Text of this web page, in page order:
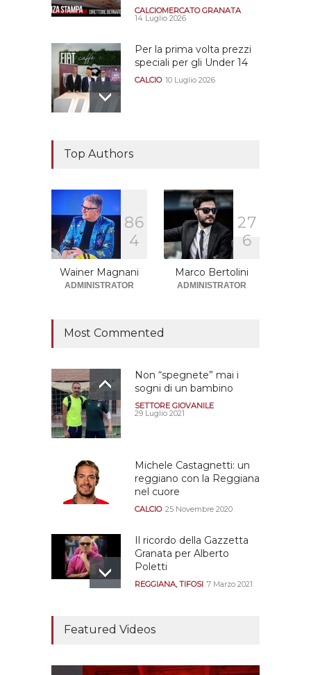
CALCIOMERCATO GRANATA
14 Luglio 2026
Per la prima volta prezzi
speciali per gli Under 14
CALCIO 10 Luglio 2026
Sono solo sette le
squadre che sono state
promosse la stagione
successiva alla
retrocessione
Top Authors
86
4
Wainer Magnani
ADMINISTRATOR
27
6
Marco Bertolini
ADMINISTRATOR
Most Commented
Non “spegnete” mai i
sogni di un bambino
SETTORE GIOVANILE
29 Luglio 2021
Michele Castagnetti: un
reggiano con la Reggiana
nel cuore
CALCIO 25 Novembre 2020
Il ricordo della Gazzetta
Granata per Alberto
Poletti
REGGIANA, TIFOSI 7 Marzo 2021
assistere agli allenamenti
Featured Videos